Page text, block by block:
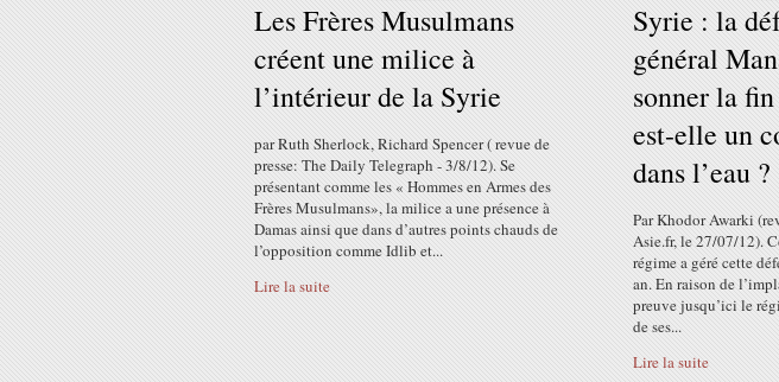
Les Frères Musulmans
créent une milice à
l’intérieur de la Syrie
par Ruth Sherlock, Richard Spencer ( revue de
presse: The Daily Telegraph - 3/8/12). Se
présentant comme les « Hommes en Armes des
Frères Musulmans», la milice a une présence à
Damas ainsi que dans d’autres points chauds de
l’opposition comme Idlib et...
Lire la suite
Syrie : la
général
sonner la
est-elle un
dans l’eau ?
Par Khodor Awarki
Asie.fr, le 27/07/12).
régime a géré cette
an. En raison de
preuve jusqu’ici le
de ses...
Lire la suite